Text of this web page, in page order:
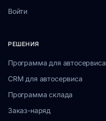
Войти
РЕШЕНИЯ
Программа для автосервиса
CRM для автосервиса
Программа склада
Заказ-наряд